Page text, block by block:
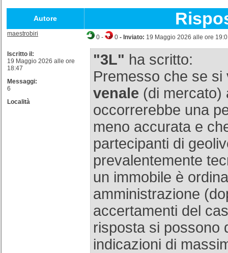
Autore
maestrobiri
Iscritto il:
19 Maggio 2026 alle ore
18:47
Messaggi:
6
Località
0 - 0 - Inviato: 19 Maggio 2026 alle ore
"3L" ha scritto:
Premesso che se
venale (di mercato)
occorrerebbe una
meno accurata e
partecipanti di
prevalentemente
un immobile è
amministrazione
accertamenti del
risposta si possono
indicazioni di